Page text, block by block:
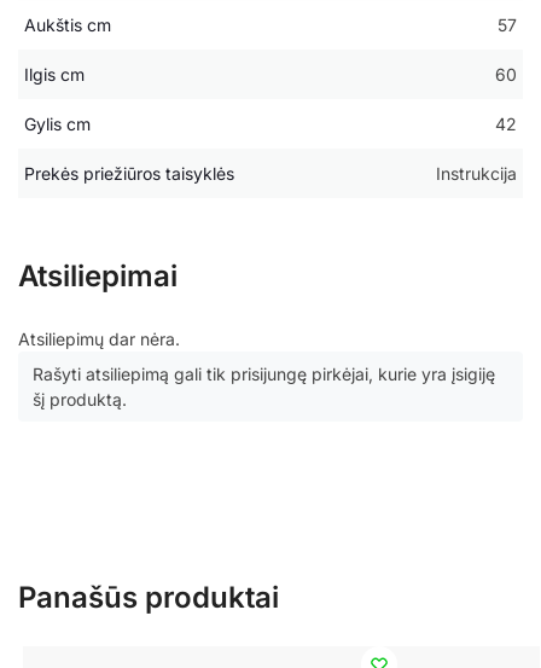
Aukštis cm 57
Ilgis cm 60
Gylis cm 42
Prekės priežiūros taisyklės Instrukcija
Atsiliepimai
Atsiliepimų dar nėra.
Rašyti atsiliepimą gali tik prisijungę pirkėjai, kurie yra įsigiję
šį produktą.
Panašūs produktai